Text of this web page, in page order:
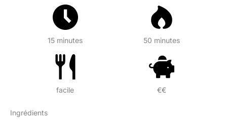
15 minutes 50 minutes
facile €€
Ingrédients